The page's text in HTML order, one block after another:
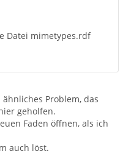
Datei mimetypes.rdf
Problem, das
geholfen.
Faden öffnen, als ich
auch löst.